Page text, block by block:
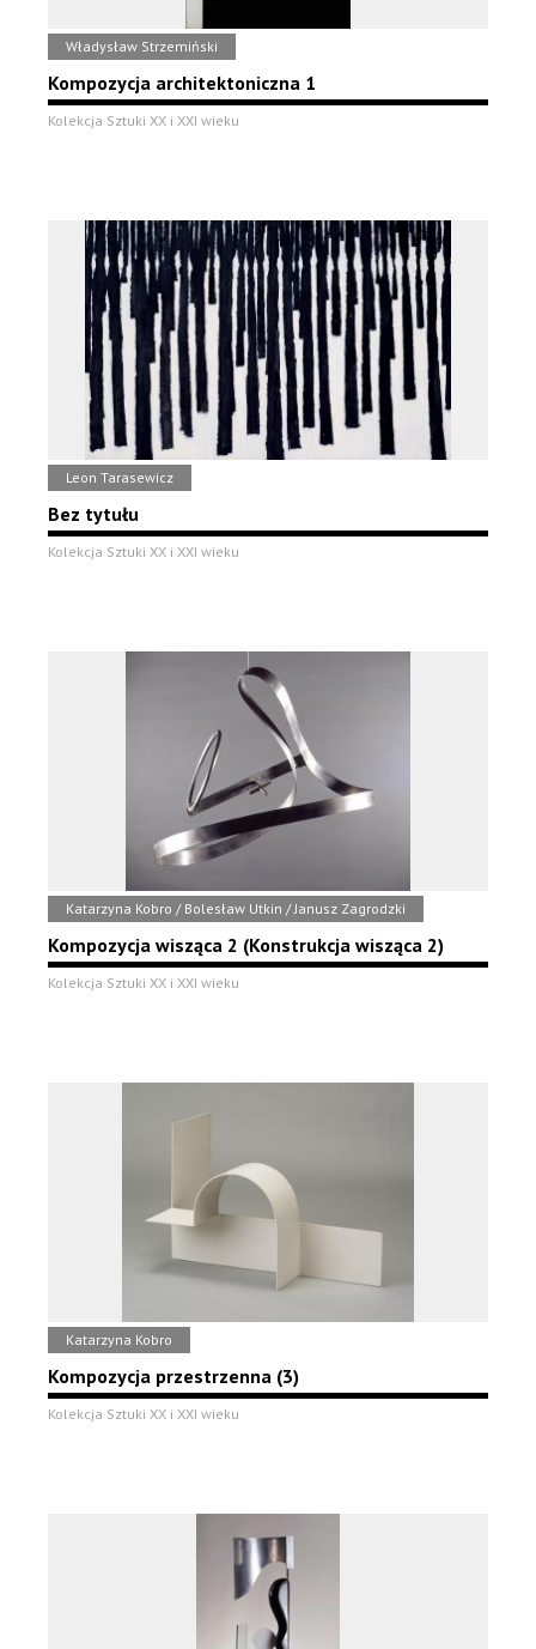
Władysław Strzemiński
Kompozycja architektoniczna 1
Kolekcja Sztuki XX i XXI wieku
Leon Tarasewicz
Bez tytułu
Kolekcja Sztuki XX i XXI wieku
Katarzyna Kobro / Bolesław Utkin / Janusz Zagrodzki
Kompozycja wisząca 2 (Konstrukcja wisząca 2)
Kolekcja Sztuki XX i XXI wieku
Katarzyna Kobro
Kompozycja przestrzenna (3)
Kolekcja Sztuki XX i XXI wieku